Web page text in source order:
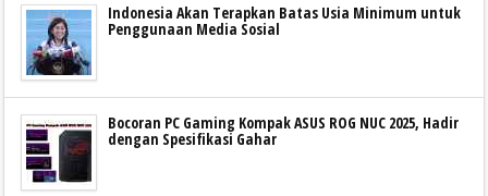
Indonesia Akan Terapkan Batas Usia Minimum untuk
Penggunaan Media Sosial
Bocoran PC Gaming Kompak ASUS ROG NUC 2025, Hadir
dengan Spesifikasi Gahar